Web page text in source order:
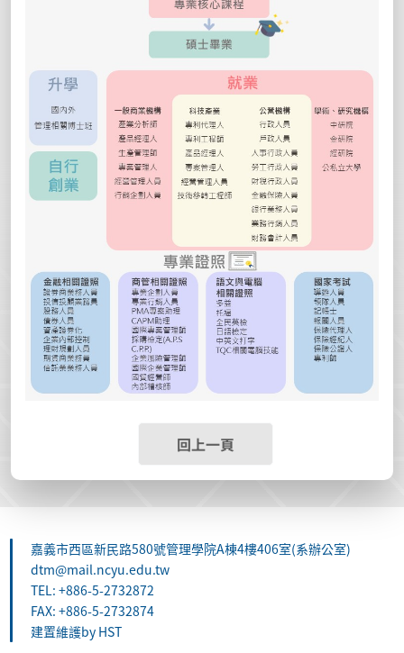
回上一頁
嘉義市西區新民路580號管理學院A棟4樓406室(系辦公室)
dtm@mail.ncyu.edu.tw
TEL: +886-5-2732872
FAX: +886-5-2732874
建置維護by HST